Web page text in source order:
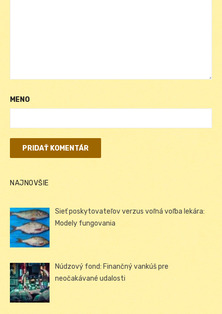
MENO
NAJNOVŠIE
Sieť poskytovateľov verzus voľná voľba lekára:
Modely fungovania
Núdzový fond: Finančný vankúš pre
neočakávané udalosti